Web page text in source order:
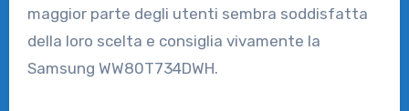
maggior parte degli utenti sembra soddisfatta
della loro scelta e consiglia vivamente la
Samsung WW80T734DWH.